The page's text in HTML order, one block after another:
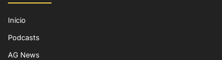
Início
Podcasts
AG News